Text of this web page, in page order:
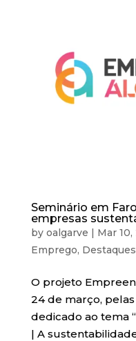
Seminário em
empresas
by oalgarve | Mar
Emprego, Destaques
O projeto
24 de março, pelas
dedicado ao tema
| A